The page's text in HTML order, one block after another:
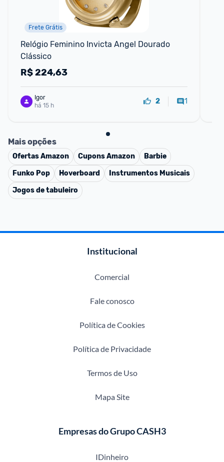
Frete Grátis
Relógio Feminino Invicta Angel Dourado
Clássico
R$224,63
Igor
há 15 h
2 1
Mais opções
OfertasAmazon CuponsAmazon
Barbie
Funko Pop
Hoverboard
Instrumentos Musicais
Jogos de tabuleiro
Institucional
Comercial
Fale conosco
Política de Cookies
Política de Privacidade
Termos de Uso
Mapa Site
Empresas do Grupo CASH3
IDinheiro